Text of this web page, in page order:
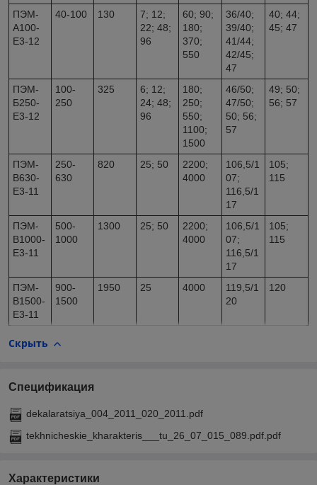
ПЭМ-
А100-
Е3-12
40-100 130
7; 12;
22; 48;
96
60; 90;
180;
370;
550
36/40;
39/40;
41/44;
42/45;
47
40; 44;
45; 47
ПЭМ-
Б250-
Е3-12
100-
250
325
6; 12;
24; 48;
96
180;
250;
550;
1100;
1500
46/50;
47/50;
50; 56;
57
49; 50;
56; 57
ПЭМ-
В630-
Е3-11
250-
630
820 25; 50
2200;
4000
106,5/1
07;
116,5/1
17
105;
115
ПЭМ-
В1000-
Е3-11
500-
1000
1300 25; 50
2200;
4000
106,5/1
07;
116,5/1
17
105;
115
ПЭМ-
В1500-
Е3-11
900-
1500
1950 25 4000
119,5/1
20
120
Скрыть
Спецификация
dekalaratsiya_004_2011_020_2011.pdf
tekhnicheskie_kharakteris___tu_26_07_015_089.pdf.pdf
Характеристики